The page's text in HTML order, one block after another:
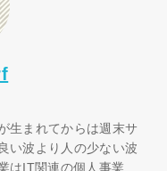
生まれてからは週末サ
い波より人の少ない波
はIT関連の個人事業